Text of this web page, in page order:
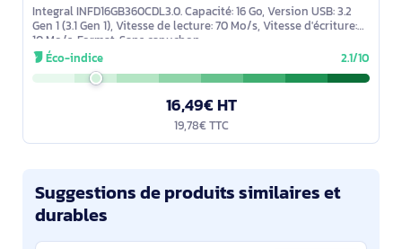
Integral INFD16GB360CDL3.0. Capacité: 16 Go, Version USB: 3.2
Gen 1 (3.1 Gen 1), Vitesse de lecture: 70 Mo/s, Vitesse d'écriture:
10 Mo/s. Format: Sans capuchon
Éco-indice
2.1/10
16,49€ HT
19,78€ TTC
Suggestions de produits similaires et
durables